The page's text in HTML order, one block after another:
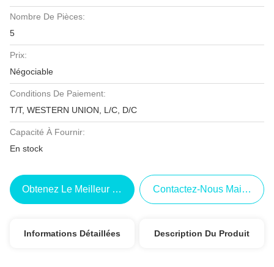
Nombre De Pièces:
5
Prix:
Négociable
Conditions De Paiement:
T/T, WESTERN UNION, L/C, D/C
Capacité À Fournir:
En stock
Obtenez Le Meilleur Prix Contactez-Nous Maintenant
Informations Détaillées Description Du Produit